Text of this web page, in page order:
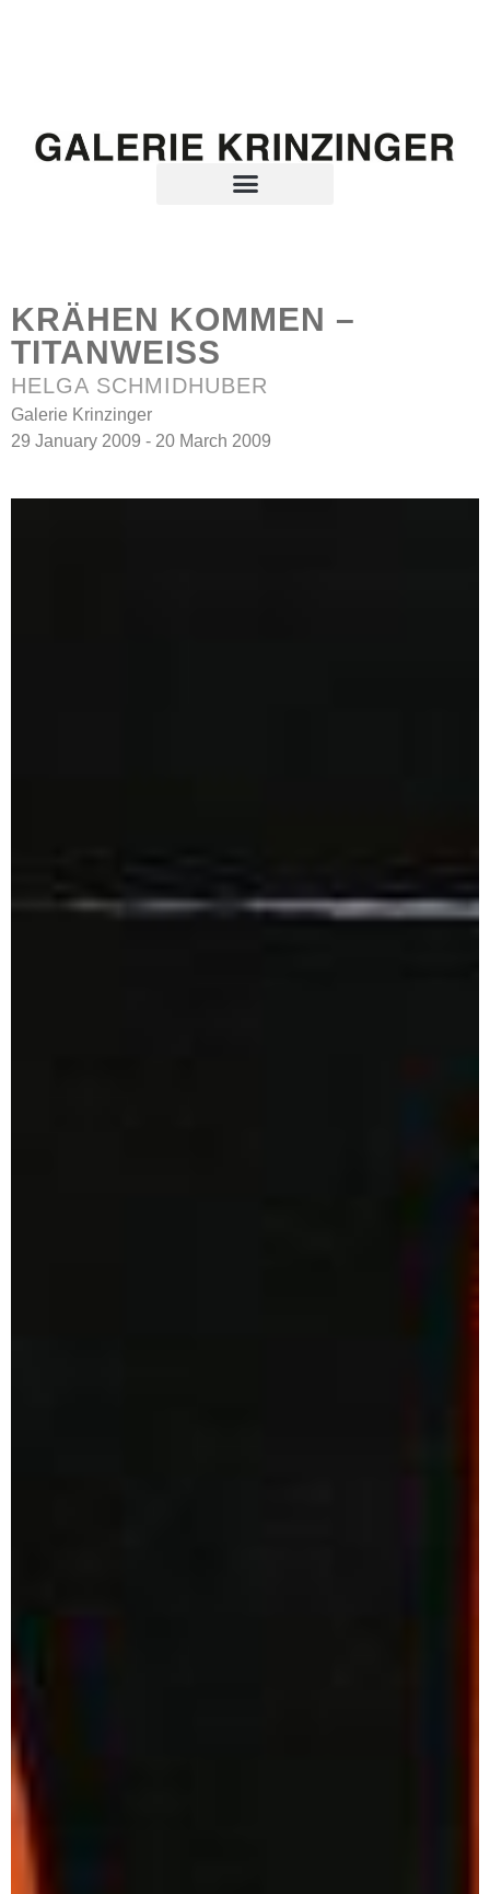
KRÄHEN KOMMEN –
TITANWEISS
HELGA SCHMIDHUBER
Galerie Krinzinger
29 January 2009 - 20 March 2009